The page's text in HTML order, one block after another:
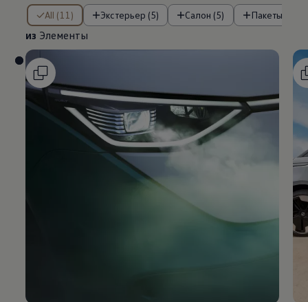
All (11) Экстерьер (5) Салон (5) Пакеты (1)
из Элементы
из Элементы